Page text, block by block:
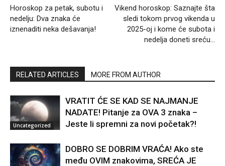
Horoskop za petak, subotu i
nedelju: Dva znaka će
iznenaditi neka dešavanja!
Vikend horoskop: Saznajte šta
sledi tokom prvog vikenda u
2025-oj i kome će subota i
nedelja doneti sreću…
RELATED ARTICLES MORE FROM AUTHOR
Uncategorized
VRATIT ĆE SE KAD SE NAJMANJE
NADATE! Pitanje za OVA 3 znaka –
Jeste li spremni za novi početak?!
DOBRO SE DOBRIM VRAĆA! Ako ste
među OVIM znakovima, SREĆA JE